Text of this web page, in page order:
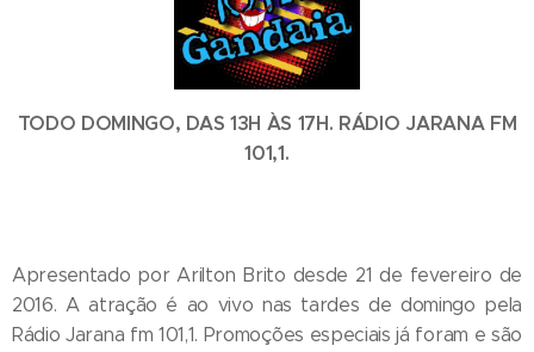
TODO DOMINGO, DAS 13H ÀS 17H. RÁDIO JARANA FM
101,1.
Apresentado por Arilton Brito desde 21 de fevereiro de
2016. A atração é ao vivo nas tardes de domingo pela
Rádio Jarana fm 101,1. Promoções especiais já foram e são